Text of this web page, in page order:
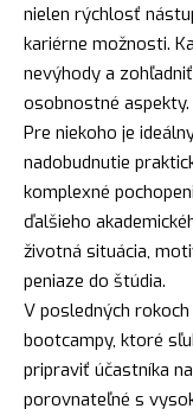
nielen rýchlosť
kariérne možnosti.
nevýhody a
osobnostné aspekty.
Pre niekoho je
nadobudnutie
komplexné
ďalšieho
životná situácia,
peniaze do štúdia.
V posledných
bootcampy, ktoré
pripraviť účastníka
porovnateľné s